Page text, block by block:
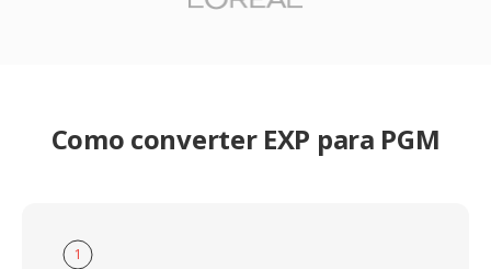
Como converter EXP para PGM
1